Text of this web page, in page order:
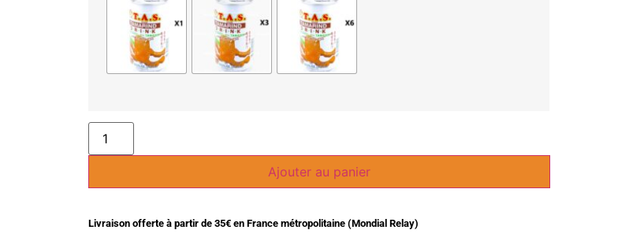
Ajouter au panier
Livraison offerte à partir de 35€ en France métropolitaine (Mondial Relay)